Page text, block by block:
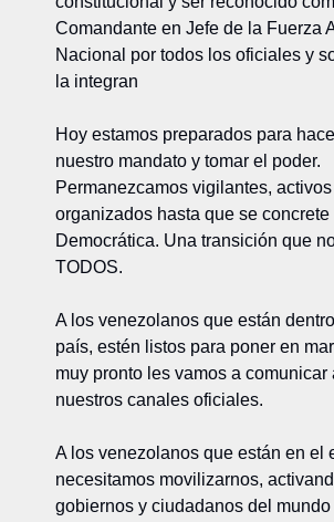
Comandante en Jefe de la Fuerza
Nacional por todos los oficiales y
la integran
Hoy estamos preparados para
nuestro mandato y tomar el poder.
Permanezcamos vigilantes,
organizados hasta que se
Democrática. Una transición que
TODOS.
A los venezolanos que están
país, estén listos para poner en
muy pronto les vamos a comunicar
nuestros canales oficiales.
A los venezolanos que están en el
necesitamos movilizarnos,
gobiernos y ciudadanos del mundo